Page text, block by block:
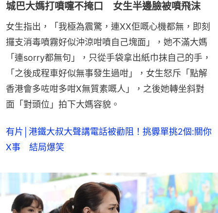
城巴大媽打噴嚏不掩口 女生半邊臉被噴飛沫
女生指出，「我極為震驚，連XX佢嘅心機都無，即刻
攞支消毒噴霧好似沖涼咁噴自己塊面」，她不滿大媽
「連sorry都無句」，只從手袋拿出紙巾抹自己的手，
「之後成程車好似無事發生過咁」，女生怒斥「點解
香港會多咗咁多咁X無質素嘅人」，之後她轉坐斜對
面「對頭位」拍下大媽容貌。
有片│港鐵大叔大聲講電話被勸阻！挑釁單挑2個:關你
X事 結局爆笑